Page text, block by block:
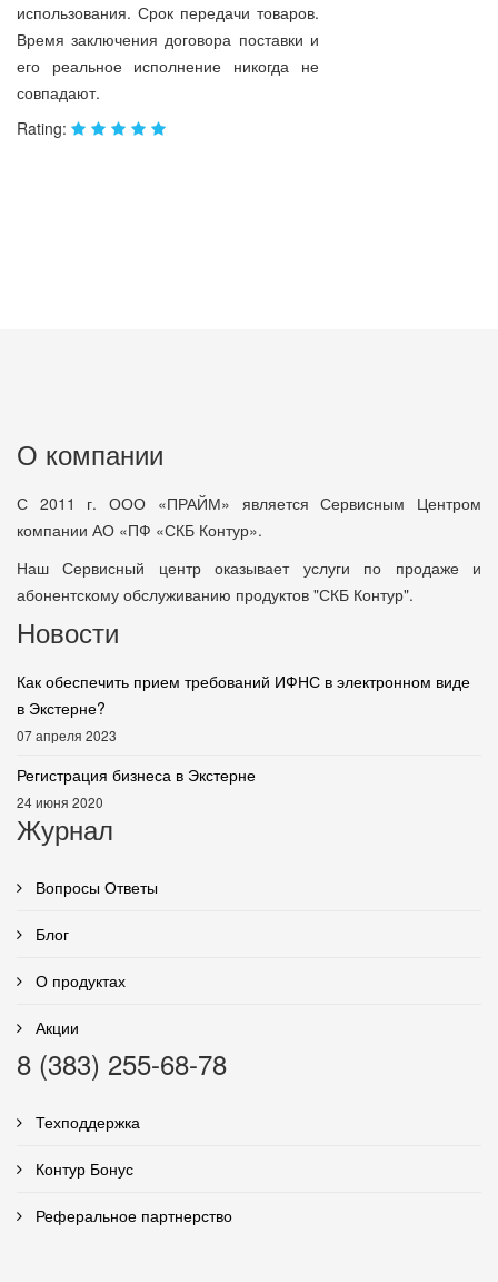
использования. Срок передачи товаров.
Время заключения договора поставки и
его реальное исполнение никогда не
совпадают.
Rating:
О компании
С 2011 г. ООО «ПРАЙМ» является Сервисным Центром
компании АО «ПФ «СКБ Контур».
Наш Сервисный центр оказывает услуги по продаже и
абонентскому обслуживанию продуктов "СКБ Контур".
Новости
Как обеспечить прием требований ИФНС в электронном виде
в Экстерне?
07 апреля 2023
Регистрация бизнеса в Экстерне
24 июня 2020
Журнал
Вопросы Ответы
Блог
О продуктах
Акции
8 (383) 255-68-78
Техподдержка
Контур Бонус
Реферальное партнерство